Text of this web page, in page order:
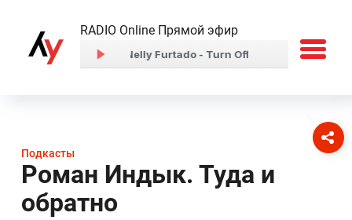
RADIO Online Прямой эфир
Подкасты
Роман Индык. Туда и
обратно